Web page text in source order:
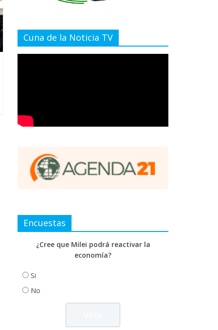
Cuna de la Noticia TV
Encuestas
¿Cree que Milei podrá reactivar la
economía?
Si
No